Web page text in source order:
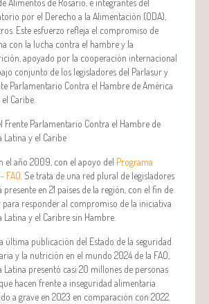
por el Derecho a la Alimentación (ODA),
Este esfuerzo refleja el compromiso de
con la lucha contra el hambre y la
apoyado por la cooperación internacional
conjunto de los legisladores del Parlasur y
Parlamentario Contra el Hambre de América
Caribe.
Frente Parlamentario Contra el Hambre de
Latina y el Caribe
el año 2009, con el apoyo del Programa
FAO . Se trata de una red plural de legisladores
presente en 21 países de la región, con el fin de
para responder al compromiso de la iniciativa
Latina y el Caribre sin Hambre.
última publicación del Estado de la seguridad
y la nutrición en el mundo 2024 de la FAO,
Latina presentó casi 20 millones de personas
hacen frente a inseguridad alimentaria
a grave en 2023 en comparación con 2022.